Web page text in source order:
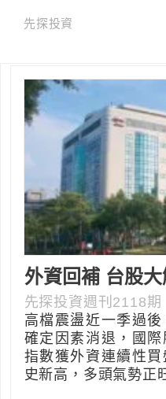
先探投資
外資回補 台股
先探投資週刊2118期
高檔震盪近一季過
確定因素消退，國
指數獲外資連續性
史新高，多頭氣勢正